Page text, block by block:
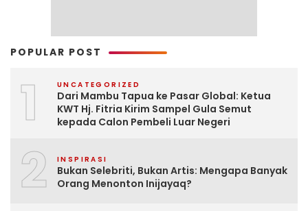
POPULAR POST
1 UNCATEGORIZED
Dari Mambu Tapua ke Pasar Global: Ketua
KWT Hj. Fitria Kirim Sampel Gula Semut
kepada Calon Pembeli Luar Negeri
2 INSPIRASI
Bukan Selebriti, Bukan Artis: Mengapa Banyak
Orang Menonton Inijayaq?